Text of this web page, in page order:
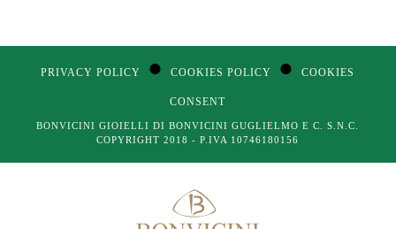
PRIVACY POLICY ●COOKIES POLICY ●COOKIES
CONSENT
BONVICINI GIOIELLI DI BONVICINI GUGLIELMO E C. S.N.C.
COPYRIGHT 2018 - P.IVA 10746180156